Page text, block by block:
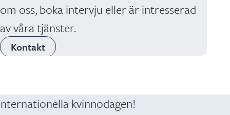
om oss, boka intervju eller är intresserad
av våra tjänster.
Kontakt